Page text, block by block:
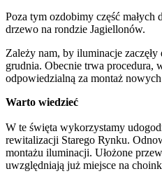
Poza tym ozdobimy część
drzewo na rondzie Jagiellonów.
Zależy nam, by iluminacje zaczęły
grudnia. Obecnie trwa procedura,
odpowiedzialną za montaż
Warto wiedzieć
W te święta wykorzystamy
rewitalizacji Starego Rynku.
montażu iluminacji. Ułożone
uwzględniają już miejsce na